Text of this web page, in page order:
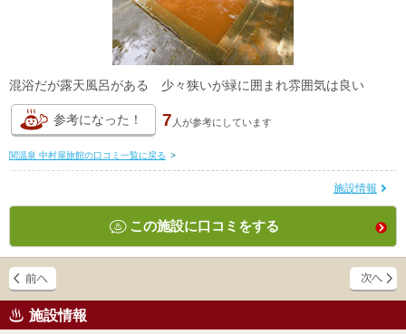
混浴だが露天風呂がある 少々狭いが緑に囲まれ雰囲気は良い
参考になった！ 7 人が参考にしています
関温泉 中村屋旅館の口コミ一覧に戻る >
施設情報
この施設に口コミをする
施設情報